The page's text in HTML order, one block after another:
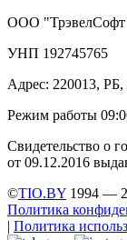
ООО "ТрэвелСофт
УНП 192745765
Адрес: 220013,
Режим работы
Свидетельство о
от 09.12.2016
©TIO.BY 1994 —
Политика
| Политика